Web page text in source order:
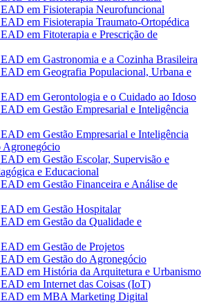
EAD em Fisioterapia Neurofuncional
em Fisioterapia Traumato-Ortopédica
em Fitoterapia e Prescrição de
em Gastronomia e a Cozinha Brasileira
em Geografia Populacional, Urbana e
EAD em Gerontologia e o Cuidado ao Idoso
em Gestão Empresarial e Inteligência
em Gestão Empresarial e Inteligência
Agronegócio
em Gestão Escolar, Supervisão e
e Educacional
em Gestão Financeira e Análise de
em Gestão Hospitalar
em Gestão da Qualidade e
em Gestão de Projetos
em Gestão do Agronegócio
EAD em História da Arquitetura e Urbanismo
em Internet das Coisas (IoT)
EAD em MBA Marketing Digital